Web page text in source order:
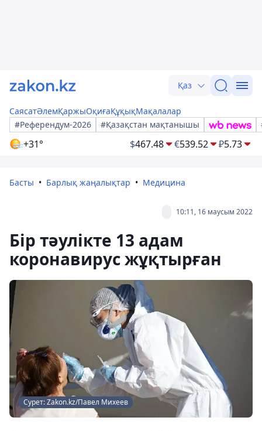
Қаз
СаясатӘлемҚаржыОқиғаҚұқықМақалалар
#Референдум-2026
#Қазақстан мақтанышы
+31° $467.48 €539.52 ₽5.73
Басты Барлық жаңалықтар Медицина
10:11, 16 маусым 2022
Бір тәулікте 13 адам
коронавирус жұқтырған
Сурет: Zakon.kz/Павел Михеев